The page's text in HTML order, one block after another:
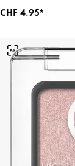
CHF 4.95*